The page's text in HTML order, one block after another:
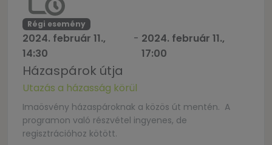
Régi esemény
2024. február 11.,
14:30
- 2024. február 11.,
17:00
Házaspárok útja
Utazás a házasság körül
Imaösvény házaspároknak a közös út mentén. A
programon való részvétel ingyenes, de
regisztrációhoz kötött.